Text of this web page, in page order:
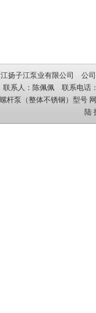
江扬子江泵业有限公司 公
联系人：陈佩佩 联系电话
杆泵（整体不锈钢）型号
陆